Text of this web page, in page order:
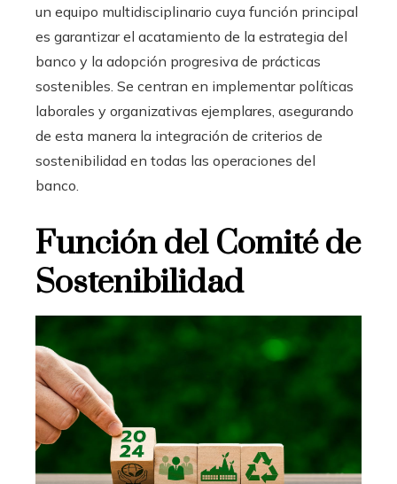
un equipo multidisciplinario cuya función principal
es garantizar el acatamiento de la estrategia del
banco y la adopción progresiva de prácticas
sostenibles. Se centran en implementar políticas
laborales y organizativas ejemplares, asegurando
de esta manera la integración de criterios de
sostenibilidad en todas las operaciones del
banco.
Función del Comité de
Sostenibilidad